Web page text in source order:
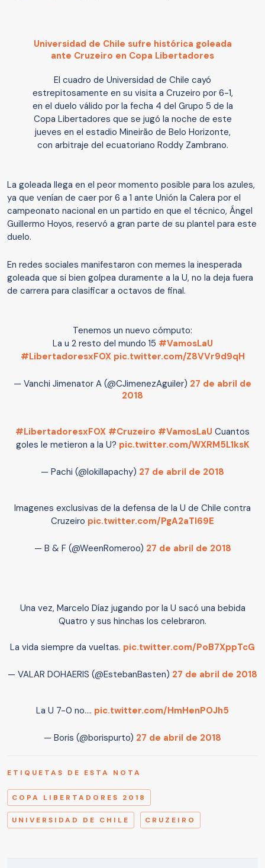
Universidad de Chile sufre histórica goleada
ante Cruzeiro en Copa Libertadores
El cuadro de Universidad de Chile cayó
estrepitosamente en su visita a Cruzeiro por 6-1,
en el duelo válido por la fecha 4 del Grupo 5 de la
Copa Libertadores que se jugó la noche de este
jueves en el estadio Mineirão de Belo Horizonte,
con arbitraje del ecuatoriano Roddy Zambrano.
La goleada llega en el peor momento posible para los azules,
ya que venían de caer por 6 a 1 ante Unión la Calera por el
campeonato nacional en un partido en que el técnico, Ángel
Guillermo Hoyos, reservó a gran parte de su plantel para este
duelo.
En redes sociales manifestaron con memes la inesperada
goleada que si bien golpea duramente a la U, no la deja fuera
de carrera para clasificar a octavos de final.
Tenemos un nuevo cómputo:
La u 2 resto del mundo 15 #VamosLaU
#LibertadoresxFOX pic.twitter.com/Z8VVr9d9qH
— Vanchi Jimenator A (@CJimenezAguiler) 27 de abril de
2018
#LibertadoresxFOX #Cruzeiro #VamosLaU Cuantos
goles le metieron a la U? pic.twitter.com/WXRM5L1ksK
— Pachi (@lokillapachy) 27 de abril de 2018
Imagenes exclusivas de la defensa de la U de Chile contra
Cruzeiro pic.twitter.com/PgA2aTl69E
— B & F (@WeenRomeroo) 27 de abril de 2018
Una vez, Marcelo Díaz jugando por la U sacó una bebida
Quatro y sus hinchas los celebraron.
La vida siempre da vueltas. pic.twitter.com/PoB7XppTcG
— VALAR DOHAERIS (@EstebanBasten) 27 de abril de 2018
La U 7-0 no.... pic.twitter.com/HmHenPOJh5
— Boris (@borispurto) 27 de abril de 2018
ETIQUETAS DE ESTA NOTA
COPA LIBERTADORES 2018
UNIVERSIDAD DE CHILE CRUZEIRO